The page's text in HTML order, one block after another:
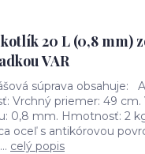
20 L (0,8 mm)
VAR
súprava obsahuje:
Vrchný priemer: 49
0,8 mm. Hmotnosť: 2
oceľ s antikórovou
celý popis